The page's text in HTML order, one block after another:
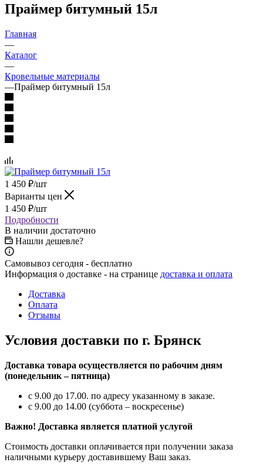
Праймер битумный 15л
Главная
—
Каталог
—
Кровельные материалы
—Праймер битумный 15л
1 450 ₽/шт
Варианты цен
1 450 ₽/шт
Подробности
В наличии достаточно
Нашли дешевле?
Самовывоз сегодня - бесплатно
Информация о доставке - на странице доставка и оплата
Доставка
Оплата
Отзывы
Условия доставки по г. Брянск
Доставка товара осуществляется по рабочим дням
(понедельник – пятница)
с 9.00 до 17.00. по адресу указанному в заказе.
с 9.00 до 14.00 (суббота – воскресенье)
Важно! Доставка является платной услугой
Стоимость доставки оплачивается при получении заказа
наличными курьеру доставившему Ваш заказ.